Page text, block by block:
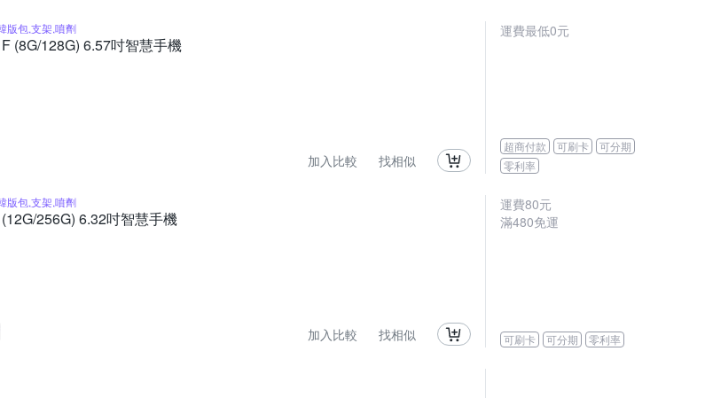
版包,支架,噴劑
(8G/128G) 6.57吋智慧手機
加入比較 找相似
運費最低0元
超商付款 可刷卡
可分期
零利率
版包,支架,噴劑
256G) 6.32吋智慧手機
加入比較 找相似
運費80元
滿480免運
可刷卡 可分期 零利率